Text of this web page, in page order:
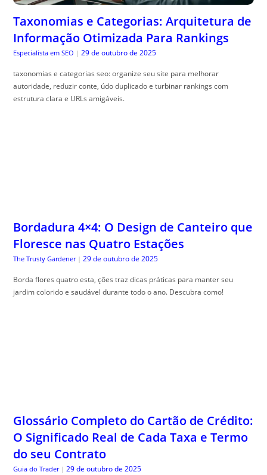
Taxonomias e Categorias: Arquitetura de
Informação Otimizada Para Rankings
Especialista em SEO | 29 de outubro de 2025
taxonomias e categorias seo: organize seu site para melhorar
autoridade, reduzir conte, údo duplicado e turbinar rankings com
estrutura clara e URLs amigáveis.
Bordadura 4×4: O Design de Canteiro que
Floresce nas Quatro Estações
The Trusty Gardener | 29 de outubro de 2025
Borda flores quatro esta, ções traz dicas práticas para manter seu
jardim colorido e saudável durante todo o ano. Descubra como!
Glossário Completo do Cartão de Crédito:
O Significado Real de Cada Taxa e Termo
do seu Contrato
Guia do Trader | 29 de outubro de 2025